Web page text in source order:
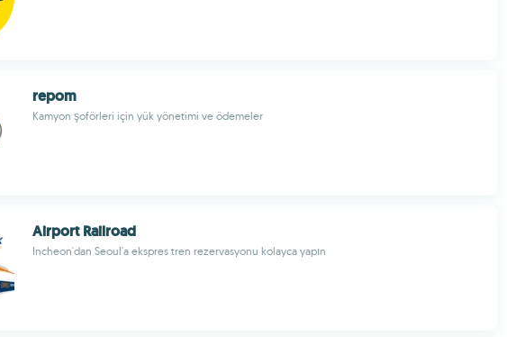
repom
Kamyon şoförleri için yük yönetimi ve ödemeler
Airport Railroad
Incheon'dan Seoul'a ekspres tren rezervasyonu kolayca yapın